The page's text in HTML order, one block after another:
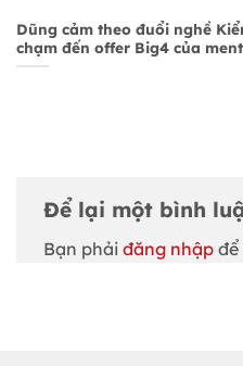
Dũng cảm theo đuổi nghề
chạm đến offer Big4 của
Để lại một bình
Bạn phải đăng nhập để